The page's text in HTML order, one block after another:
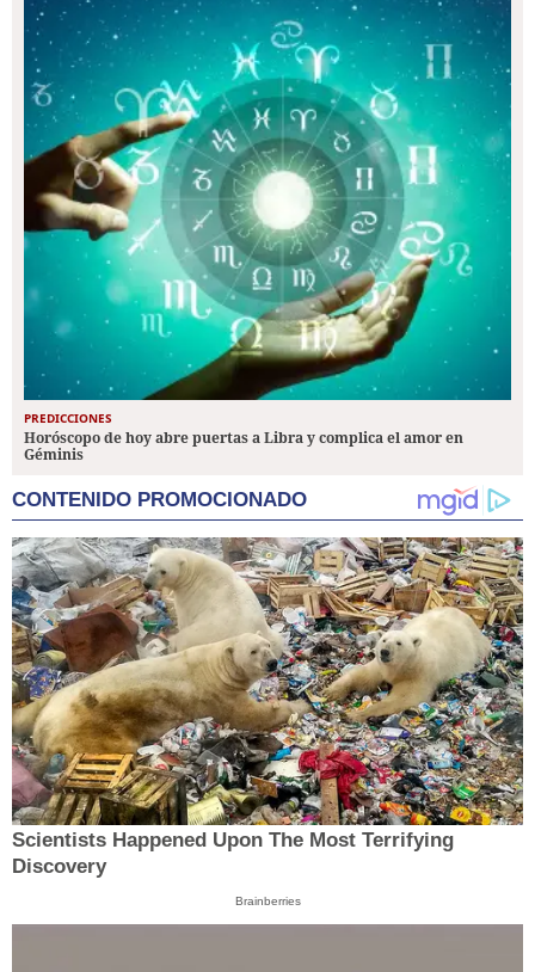
PREDICCIONES
Horóscopo de hoy abre puertas a Libra y complica el amor en
Géminis
CONTENIDO PROMOCIONADO
Scientists Happened Upon The Most Terrifying
Discovery
Brainberries